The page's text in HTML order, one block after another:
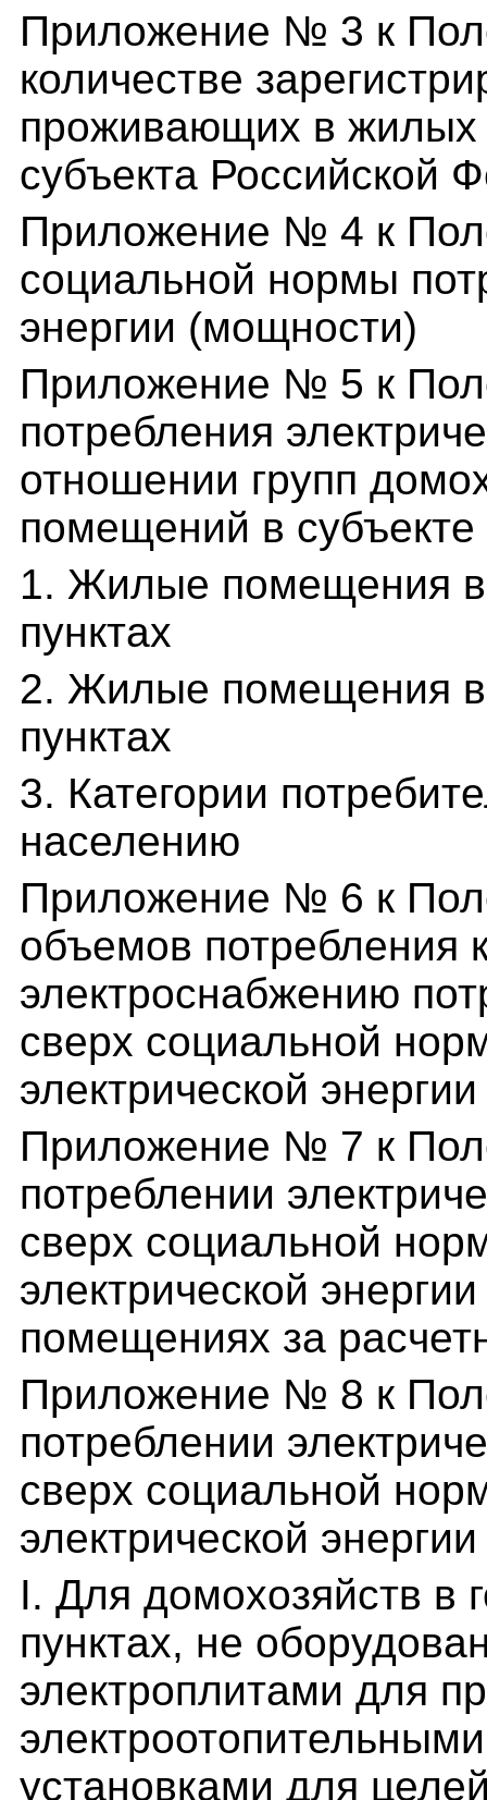
Приложение № 3 к
количестве
проживающих в жилых
субъекта Российской
Приложение № 4 к
социальной нормы
энергии (мощности)
Приложение № 5 к
потребления
отношении групп
помещений в
1. Жилые помещения в
пунктах
2. Жилые помещения в
пунктах
3. Категории
населению
Приложение № 6 к
объемов потребления
электроснабжению
сверх социальной
электрической
Приложение № 7 к
потреблении
сверх социальной
электрической
помещениях за
Приложение № 8 к
потреблении
сверх социальной
электрической
I. Для домохозяйств в
пунктах, не
электроплитами для
установками для